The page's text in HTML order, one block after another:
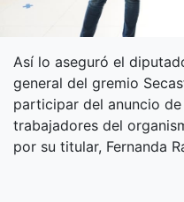
Así lo aseguró el
general del gremio
participar del anuncio
trabajadores del
por su titular, Fernanda